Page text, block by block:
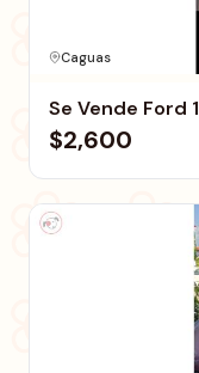
Caguas
Se Vende Ford
$2,600